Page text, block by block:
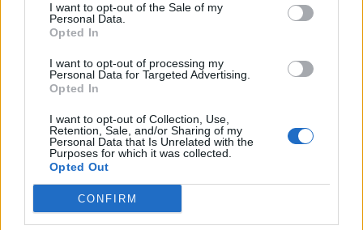
I want to opt-out of the Sale of my
Personal Data.
Opted In
I want to opt-out of processing my
Personal Data for Targeted Advertising.
Opted In
I want to opt-out of Collection, Use,
Retention, Sale, and/or Sharing of my
Personal Data that Is Unrelated with the
Purposes for which it was collected.
Opted Out
CONFIRM
EricssonAnders
BMW M5 E28 CSL
kinnby
136 071 visningar516 kommentarer